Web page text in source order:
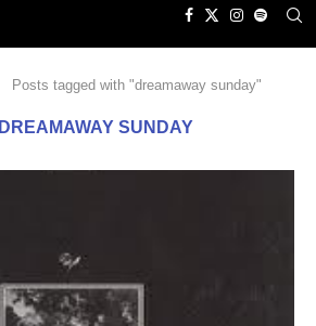
Posts tagged with "dreamaway sunday"
DREAMAWAY SUNDAY